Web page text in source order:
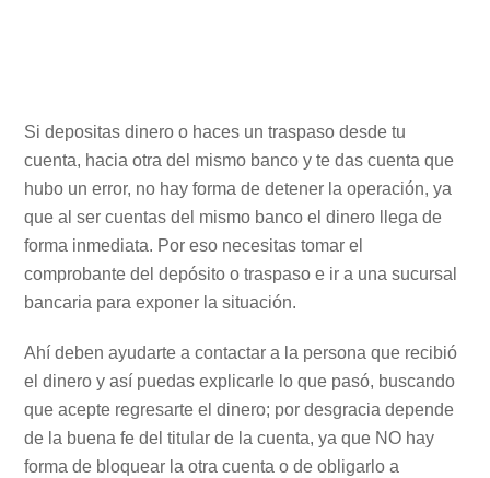
Si depositas dinero o haces un traspaso desde tu
cuenta, hacia otra del mismo banco y te das cuenta que
hubo un error, no hay forma de detener la operación, ya
que al ser cuentas del mismo banco el dinero llega de
forma inmediata. Por eso necesitas tomar el
comprobante del depósito o traspaso e ir a una sucursal
bancaria para exponer la situación.
Ahí deben ayudarte a contactar a la persona que recibió
el dinero y así puedas explicarle lo que pasó, buscando
que acepte regresarte el dinero; por desgracia depende
de la buena fe del titular de la cuenta, ya que NO hay
forma de bloquear la otra cuenta o de obligarlo a